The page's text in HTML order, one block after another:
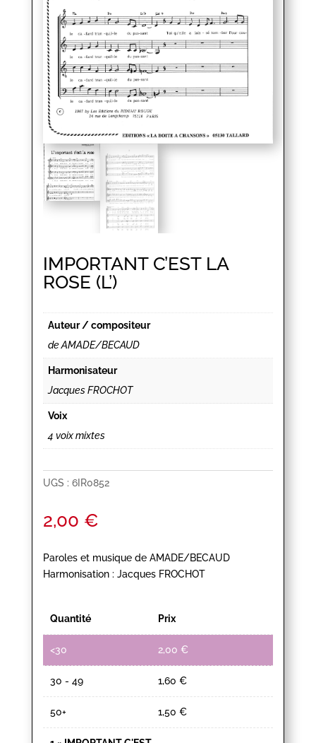
IMPORTANT C’EST LA
ROSE (L’)
Auteur / compositeur
de AMADE/BECAUD
Harmonisateur
Jacques FROCHOT
Voix
4 voix mixtes
UGS : 6IR0852
2,00 €
Paroles et musique de AMADE/BECAUD
Harmonisation : Jacques FROCHOT
Quantité Prix
<30 2,00 €
30 - 49 1,60 €
50+ 1,50 €